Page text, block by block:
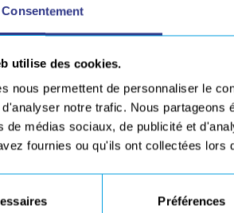
Consentement
utilise des cookies.
nous permettent de personnaliser le
notre trafic. Nous partageons
de médias sociaux, de publicité et
fournies ou qu'ils ont collectées lors
Préférences
plasma